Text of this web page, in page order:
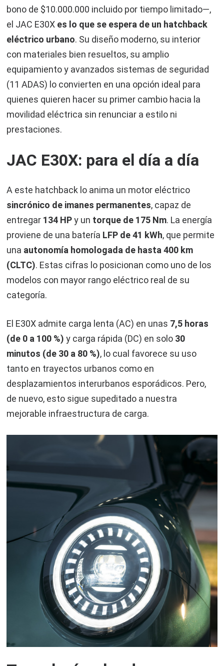
bono de $10.000.000 incluido por tiempo limitado—,
el JAC E30X es lo que se espera de un hatchback
eléctrico urbano. Su diseño moderno, su interior
con materiales bien resueltos, su amplio
equipamiento y avanzados sistemas de seguridad
(11 ADAS) lo convierten en una opción ideal para
quienes quieren hacer su primer cambio hacia la
movilidad eléctrica sin renunciar a estilo ni
prestaciones.
JAC E30X: para el día a día
A este hatchback lo anima un motor eléctrico
sincrónico de imanes permanentes, capaz de
entregar 134 HPy un torque de 175 Nm. La energía
proviene de una batería LFP de 41 kWh, que permite
una autonomía homologada de hasta 400 km
(CLTC). Estas cifras lo posicionan como uno de los
modelos con mayor rango eléctrico real de su
categoría.
El E30X admite carga lenta (AC) en unas 7,5 horas
(de 0 a 100 %) y carga rápida (DC) en solo 30
minutos (de 30 a 80 %), lo cual favorece su uso
tanto en trayectos urbanos como en
desplazamientos interurbanos esporádicos. Pero,
de nuevo, esto sigue supeditado a nuestra
mejorable infraestructura de carga.